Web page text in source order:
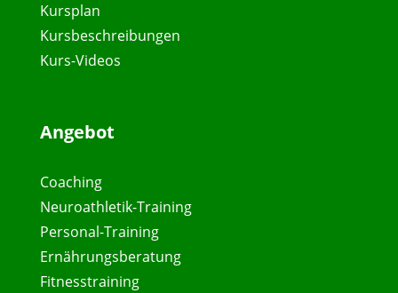
Kursplan
Kursbeschreibungen
Kurs-Videos
Angebot
Coaching
Neuroathletik-Training
Personal-Training
Ernährungsberatung
Fitnesstraining